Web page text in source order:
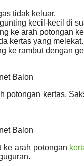
tidak keluar.
kecil-kecil di
ke arah potongan
kertas yang melekat.
ke rambut dengan
Balon
potongan kertas.
Balon
ke arah potongan